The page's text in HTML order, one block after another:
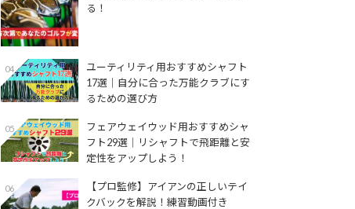
る！
04
ユーティリティ用おすすめシャフト
17選│自分に合った万能クラブにす
るための選び方
05
フェアウェイウッド用おすすめシャ
フト29選│リシャフトで飛距離と安
定性をアップしよう！
06
【プロ監修】アイアンの正しいテイ
クバックを解説！練習動画付き